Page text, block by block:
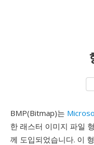
BMP(Bitmap)는
한 래스터 이미지 파일
께 도입되었습니다. 이